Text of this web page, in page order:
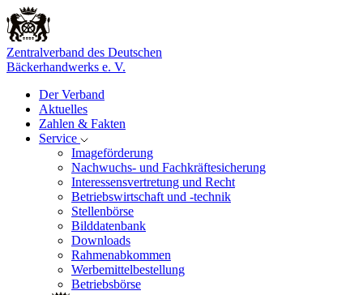
Zentralverband des Deutschen
Bäckerhandwerks e. V.
Der Verband
Aktuelles
Zahlen & Fakten
Service
Imageförderung
Nachwuchs- und Fachkräftesicherung
Interessensvertretung und Recht
Betriebswirtschaft und -technik
Stellenbörse
Bilddatenbank
Downloads
Rahmenabkommen
Werbemittelbestellung
Betriebsbörse